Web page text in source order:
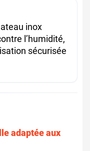
inox
l’humidité,
sécurisée
adaptée aux